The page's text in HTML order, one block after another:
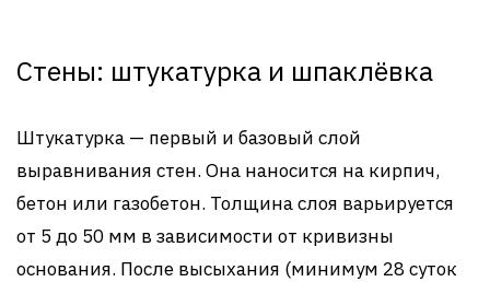
Стены: штукатурка и шпаклёвка
Штукатурка — первый и базовый слой
выравнивания стен. Она наносится на кирпич,
бетон или газобетон. Толщина слоя варьируется
от 5 до 50 мм в зависимости от кривизны
основания. После высыхания (минимум 28 суток